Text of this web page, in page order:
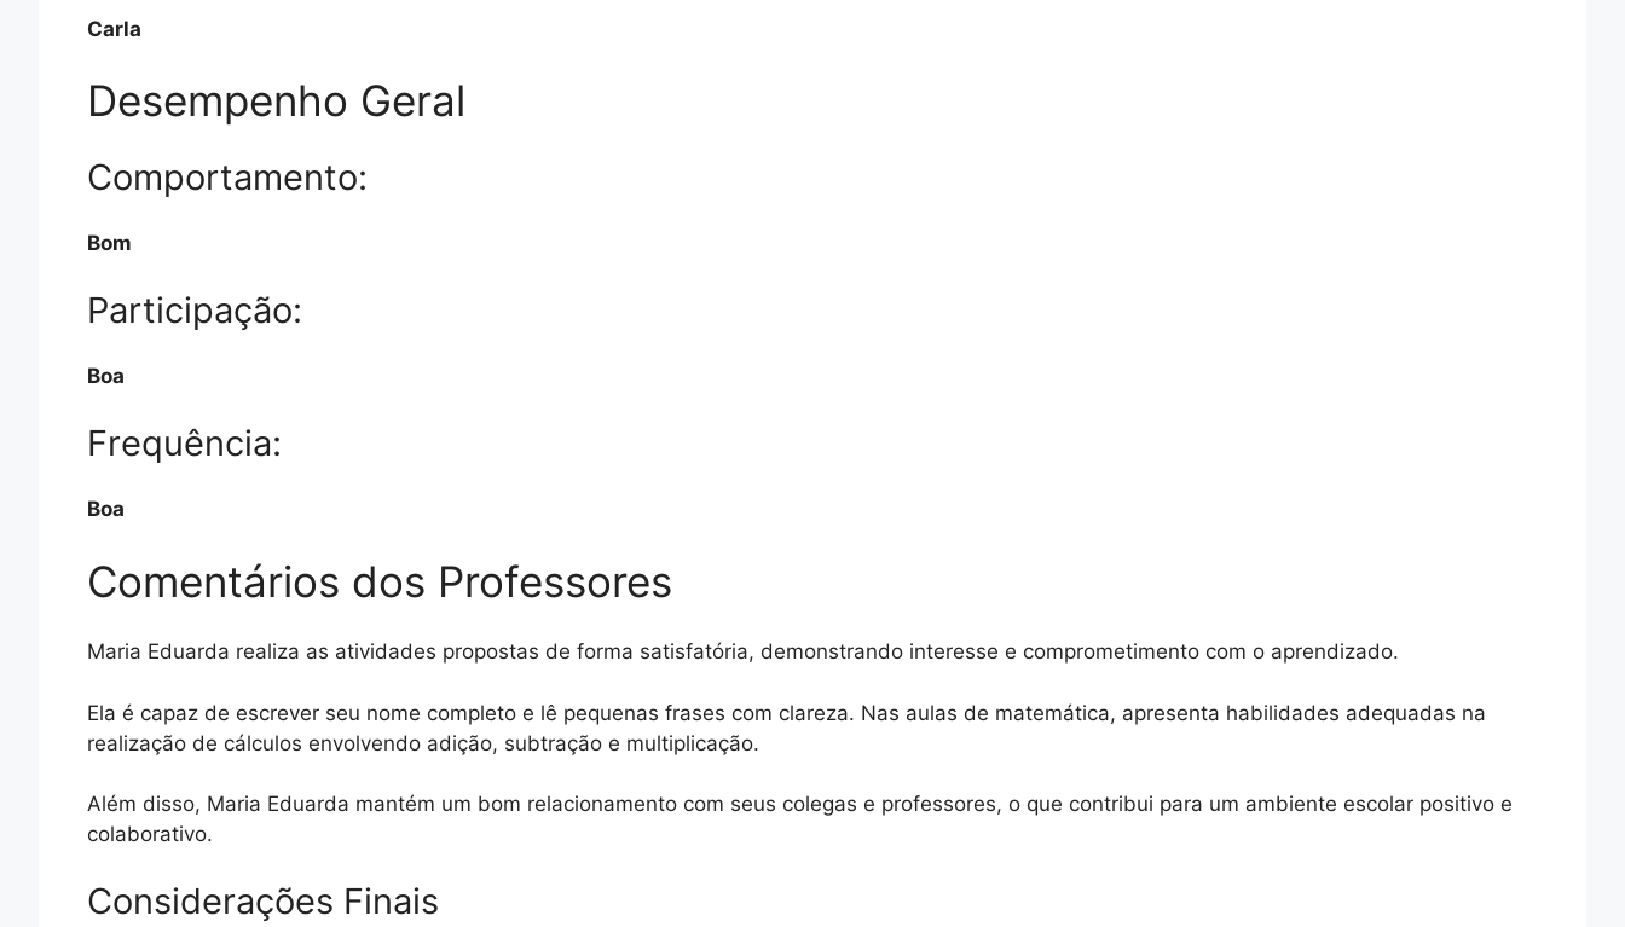
Carla
Desempenho Geral
Comportamento:
Bom
Participação:
Boa
Frequência:
Boa
Comentários dos Professores
Maria Eduarda realiza as atividades propostas de forma satisfatória, demonstrando interesse e comprometimento com o aprendizado.
Ela é capaz de escrever seu nome completo e lê pequenas frases com clareza. Nas aulas de matemática, apresenta habilidades adequadas na
realização de cálculos envolvendo adição, subtração e multiplicação.
Além disso, Maria Eduarda mantém um bom relacionamento com seus colegas e professores, o que contribui para um ambiente escolar positivo e
colaborativo.
Considerações Finais